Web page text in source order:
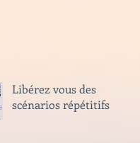
Libérez vous des
scénarios répétitifs